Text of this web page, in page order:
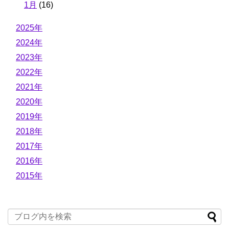
1月 (16)
2025年
2024年
2023年
2022年
2021年
2020年
2019年
2018年
2017年
2016年
2015年